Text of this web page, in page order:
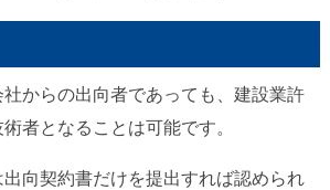
からの出向者であっても、建設業許
者となることは可能です。
向契約書だけを提出すれば認められ